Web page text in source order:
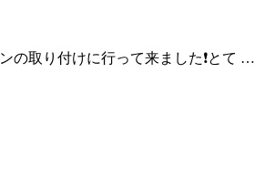
の取り付けに行って来ました❗️とて …